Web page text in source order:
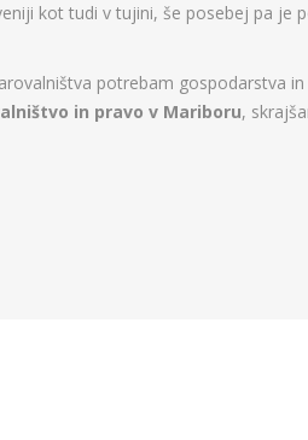
kot tudi v tujini, še posebej pa je
potrebam gospodarstva
in pravo v Mariboru,